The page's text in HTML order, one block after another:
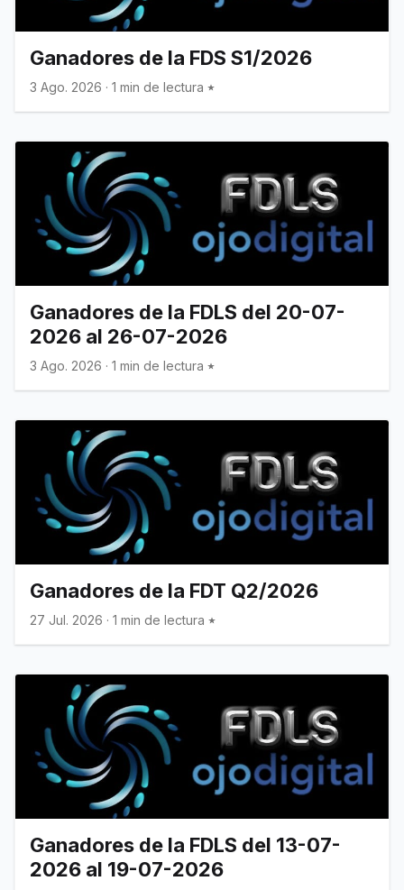
Ganadores de la FDS S1/2026
3 Ago. 2026 · 1 min de lectura
Ganadores de la FDLS del 20-07-
2026 al 26-07-2026
3 Ago. 2026 · 1 min de lectura
Ganadores de la FDT Q2/2026
27 Jul. 2026 · 1 min de lectura
Ganadores de la FDLS del 13-07-
2026 al 19-07-2026